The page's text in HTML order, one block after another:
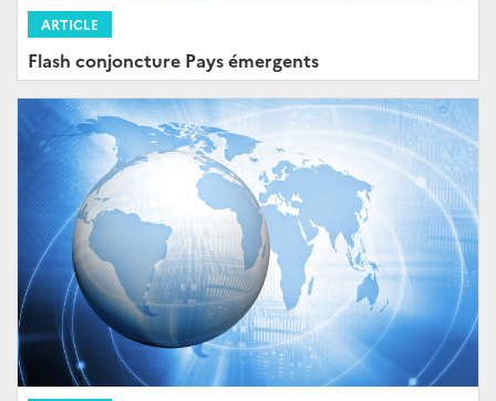
ARTICLE
Flash conjoncture Pays émergents